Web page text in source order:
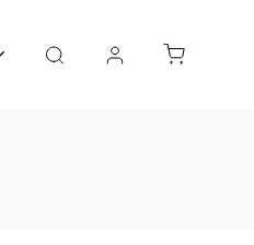
Fyzioterapie